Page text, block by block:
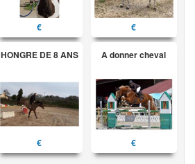
€ €
HONGRE DE 8 ANS
€
A donner cheval
€